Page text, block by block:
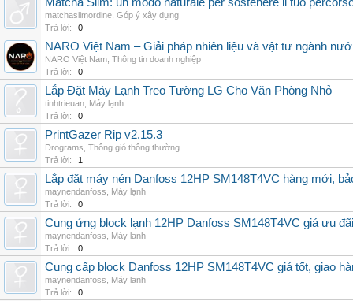
matchaslimordine Góp ý xây dựng
Trả lời:
0
NARO Việt Nam – Giải pháp nhiên liệu và vật tư ngành
NARO Việt Nam Thông tin doanh nghiệp
Trả lời:
0
Lắp Đặt Máy Lạnh Treo Tường LG Cho Văn Phòng Nhỏ
tinhtrieuan Máy lạnh
Trả lời:
0
PrintGazer Rip v2.15.3
Drograms Thông gió thông thường
Trả lời:
1
Lắp đặt máy nén Danfoss 12HP SM148T4VC hàng mới,
maynendanfoss
Máy lạnh
Trả lời:
0
Cung ứng block lạnh 12HP Danfoss SM148T4VC giá ưu
maynendanfoss
Máy lạnh
Trả lời:
0
Cung cấp block Danfoss 12HP SM148T4VC giá tốt, giao
maynendanfoss
Máy lạnh
Trả lời:
0